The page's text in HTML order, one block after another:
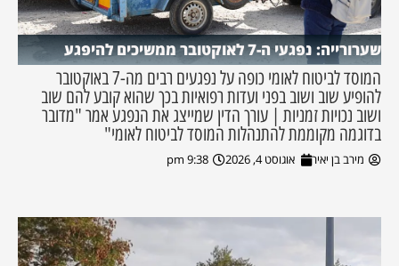
שערורייה: נפגעי ה-7 לאוקטובר ממשיכים להיפגע
המוסד לביטוח לאומי כופה על נפגעים רבים מה-7 באוקטובר
להופיע שוב ושוב בפני ועדות רפואיות בכך שהוא קובע להם שוב
ושוב נכויות זמניות | עורך הדין שמייצג את הנפגע אמר "מדובר
בדוגמה מקוממת להתנהלות המוסד לביטוח לאומי"
מירב בן יאיר אוגוסט 4, 2026 9:38 pm